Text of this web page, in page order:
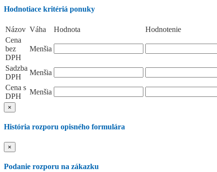
Hodnotiace kritériá ponuky
Názov Váha Hodnota
Hodnotenie
Cena
bez
DPH
Menšia
Sadzba
DPH
Menšia
Cena s
DPH
Menšia
×
História rozporu opisného formulára
×
Podanie rozporu na zákazku